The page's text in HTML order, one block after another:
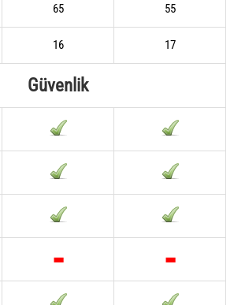
65 55
16 17
Güvenlik